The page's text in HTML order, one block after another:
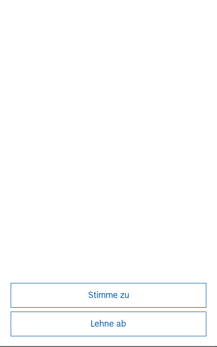
Stimme zu
Lehne ab
Dubai: MSIM Ltd. (Representative Office, Unit Precinct 3-7th
Floor-Unit 701 and 702, Level 7, Gate Precinct Building 3, Dubai
International Financial Centre, Dubai, 506501, Vereinigte
Arabische Emirate. Telefon: +97 (0) 14 709 7158). Dieses